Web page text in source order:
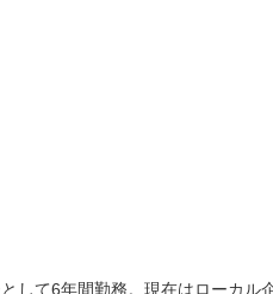
して6年間勤務。現在はローカル